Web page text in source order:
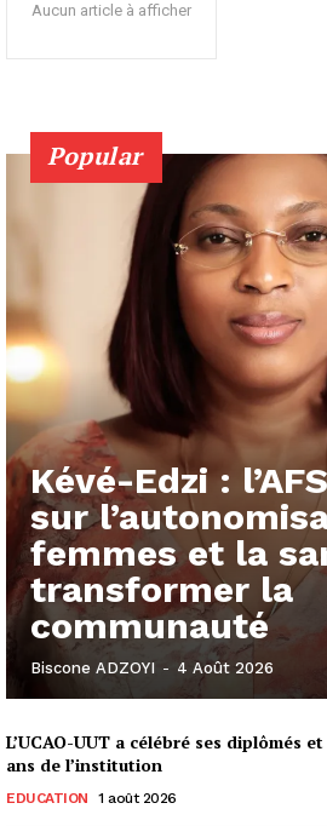
Aucun article à afficher
Popular
Kévé-Edzi :
sur
femmes et la
transformer la
communauté
Biscone ADZOYI - 4 Août 2026
L’UCAO-UUT a célébré ses diplômés
ans de l’institution
EDUCATION 1 août 2026